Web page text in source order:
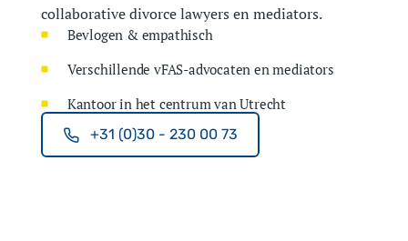
collaborative divorce lawyers en mediators.
Bevlogen & empathisch
Verschillende vFAS-advocaten en mediators
Kantoor in het centrum van Utrecht
+31 (0)30 - 230 00 73